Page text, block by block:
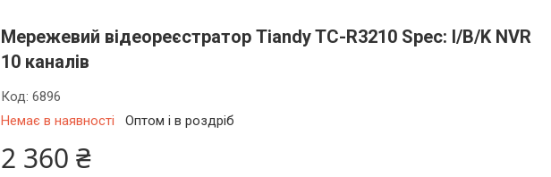
Мережевий відеореєстратор Tiandy TC-R3210 Spec: I/B/K NVR
10 каналів
Немає в наявності Оптом і в роздріб
Код:6896
2 360 ₴